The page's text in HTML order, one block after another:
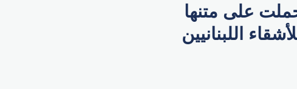
حتى الآن 12 طائرة حملت على متنها
اللبنانيين